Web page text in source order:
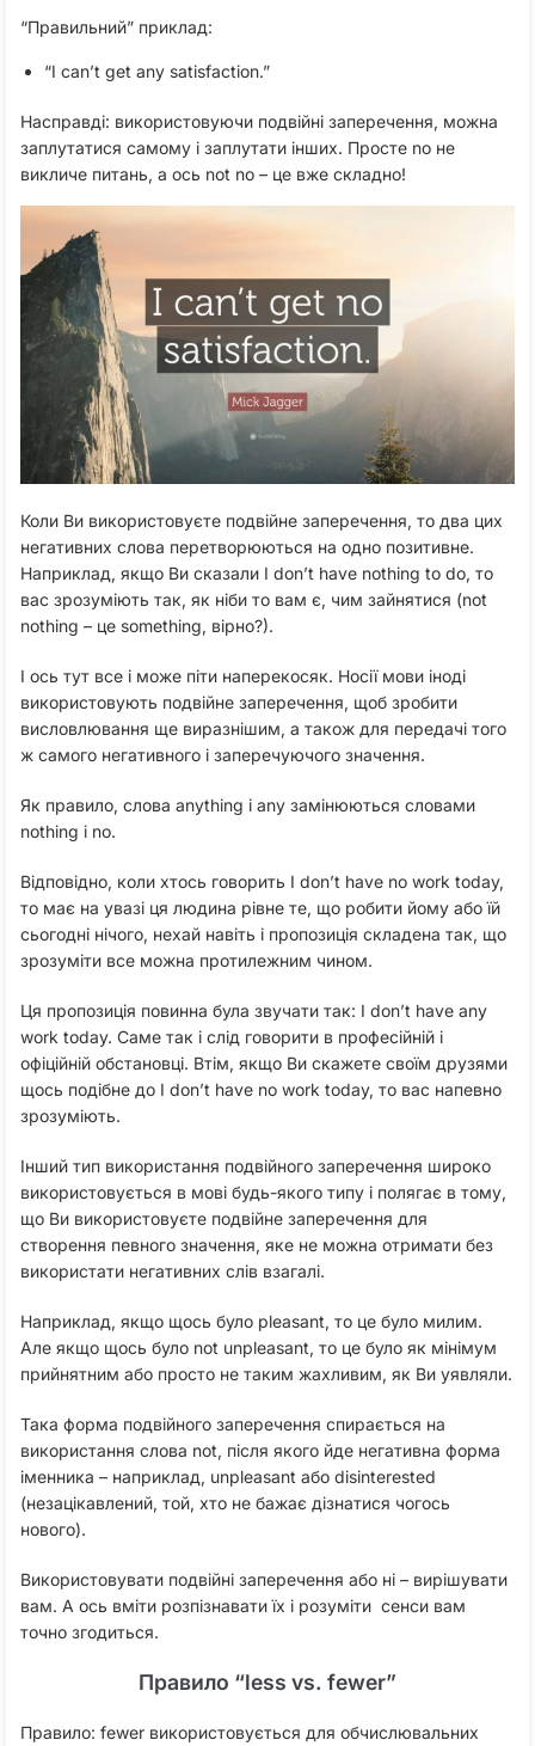
“Правильний” приклад:
“I can’t get any satisfaction.”
Насправді: використовуючи подвійні заперечення, можна
заплутатися самому і заплутати інших. Просте no не
викличе питань, а ось not no – це вже складно!
Коли Ви використовуєте подвійне заперечення, то два цих
негативних слова перетворюються на одно позитивне.
Наприклад, якщо Ви сказали I don’t have nothing to do, то
вас зрозуміють так, як ніби то вам є, чим зайнятися (not
nothing – це something, вірно?).
І ось тут все і може піти наперекосяк. Носії мови іноді
використовують подвійне заперечення, щоб зробити
висловлювання ще виразнішим, а також для передачі того
ж самого негативного і заперечуючого значення.
Як правило, слова anything і any замінюються словами
nothing і no.
Відповідно, коли хтось говорить I don’t have no work today,
то має на увазі ця людина рівне те, що робити йому або їй
сьогодні нічого, нехай навіть і пропозиція складена так, що
зрозуміти все можна протилежним чином.
Ця пропозиція повинна була звучати так: I don’t have any
work today. Саме так і слід говорити в професійній і
офіційній обстановці. Втім, якщо Ви скажете своїм друзями
щось подібне до I don’t have no work today, то вас напевно
зрозуміють.
Інший тип використання подвійного заперечення широко
використовується в мові будь-якого типу і полягає в тому,
що Ви використовуєте подвійне заперечення для
створення певного значення, яке не можна отримати без
використати негативних слів взагалі.
Наприклад, якщо щось було pleasant, то це було милим.
Але якщо щось було not unpleasant, то це було як мінімум
прийнятним або просто не таким жахливим, як Ви уявляли.
Така форма подвійного заперечення спирається на
використання слова not, після якого йде негативна форма
іменника – наприклад, unpleasant або disinterested
(незацікавлений, той, хто не бажає дізнатися чогось
нового).
Використовувати подвійні заперечення або ні – вирішувати
вам. А ось вміти розпізнавати їх і розуміти сенси вам
точно згодиться.
Правило “less vs. fewer”
Правило: fewer використовується для обчислювальних